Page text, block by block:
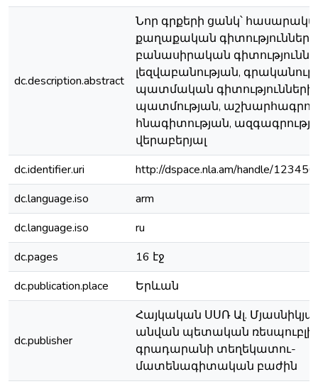
dc.description.abstract
Նոր գրքերի ցանկ՝
քաղաքական գիտություններ,
բանասիրական
լեզվաբանության,
պատմական գիտությունների,
պատմության,
հնագիտության,
վերաբերյալ
dc.identifier.uri
http://dspace.nla.am/handle/
dc.language.iso
arm
dc.language.iso
ru
dc.pages
16 էջ
dc.publication.place
Երևան
dc.publisher
Հայկական ՍՍՌ Ալ.
անվան պետական
գրադարանի տեղեկատու-
մատենագիտական բաժին